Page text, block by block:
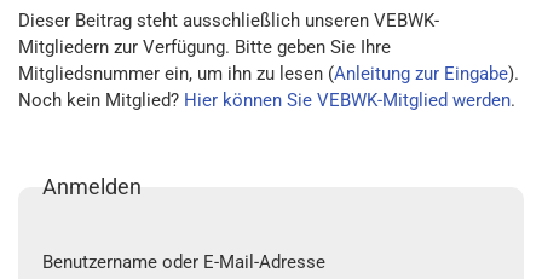
Dieser Beitrag steht ausschließlich unseren VEBWK-
Mitgliedern zur Verfügung. Bitte geben Sie Ihre
Mitgliedsnummer ein, um ihn zu lesen (Anleitung zur Eingabe).
Noch kein Mitglied? Hier können Sie VEBWK-Mitglied werden.
Anmelden
Benutzername oder E-Mail-Adresse